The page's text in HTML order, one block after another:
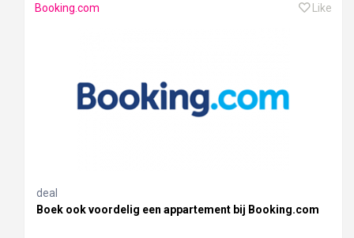
Booking.com Like
deal
Boek ook voordelig een appartement bij Booking.com